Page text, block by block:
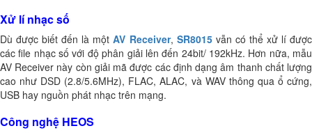
Xử lí nhạc số
Dù được biết đến là mộtAV Receiver, SR8015vẫn có thể xử lí được
các file nhạc số với độ phân giải lên đến 24bit/ 192kHz. Hơn nữa, mẫu
AV Receiver này còn giải mã được các định dạng âm thanh chất lượng
cao như DSD (2.8/5.6MHz), FLAC, ALAC, và WAV thông qua ổ cứng,
USB hay nguồn phát nhạc trên mạng.
Công nghệ HEOS